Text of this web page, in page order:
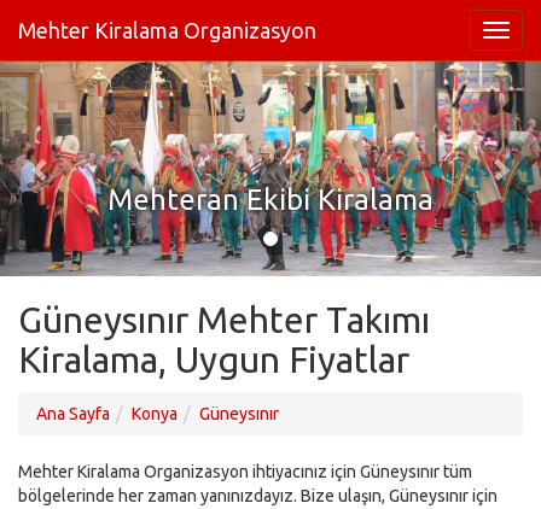
Mehter Kiralama Organizasyon
Mehteran Ekibi Kiralama
Güneysınır Mehter Takımı
Kiralama, Uygun Fiyatlar
Ana Sayfa Konya Güneysınır
Mehter Kiralama Organizasyon ihtiyacınız için Güneysınır tüm
bölgelerinde her zaman yanınızdayız. Bize ulaşın, Güneysınır için